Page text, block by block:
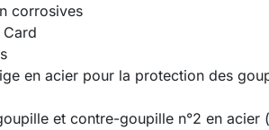
corrosives
en acier pour la protection des
et contre-goupille n°2 en acier